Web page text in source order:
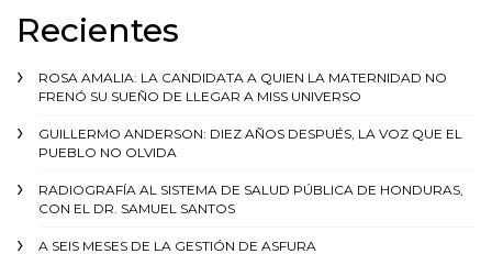
Recientes
ROSA AMALIA: LA CANDIDATA A QUIEN LA MATERNIDAD NO
FRENÓ SU SUEÑO DE LLEGAR A MISS UNIVERSO
GUILLERMO ANDERSON: DIEZ AÑOS DESPUÉS, LA VOZ QUE EL
PUEBLO NO OLVIDA
RADIOGRAFÍA AL SISTEMA DE SALUD PÚBLICA DE HONDURAS,
CON EL DR. SAMUEL SANTOS
A SEIS MESES DE LA GESTIÓN DE ASFURA